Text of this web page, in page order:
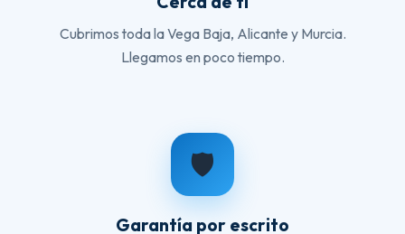
Cubrimos toda la Vega Baja, Alicante y Murcia.
Llegamos en poco tiempo.
🛡️
Garantía por escrito